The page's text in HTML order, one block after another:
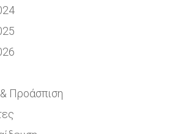
Προάσπιση